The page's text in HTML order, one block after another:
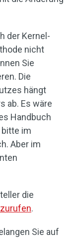
der Kernel-
nicht
Sie
Die
hängt
ab. Es wäre
Handbuch
bitte im
Aber im
die
.
Sie auf